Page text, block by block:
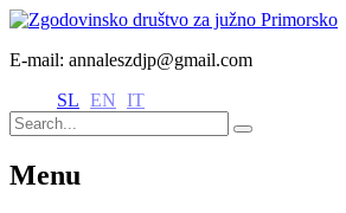
E-mail: annaleszdjp@gmail.com
SL EN IT
Menu